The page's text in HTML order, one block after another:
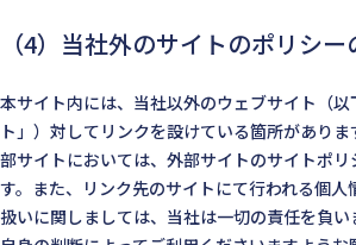
（4）当社外のサイトのポリシー
本サイト内には、当社以外のウェブサイト（以
ト」）対してリンクを設けている箇所があり
部サイトにおいては、外部サイトのサイトポリ
す。また、リンク先のサイトにて行われる個人
扱いに関しましては、当社は一切の責任を負